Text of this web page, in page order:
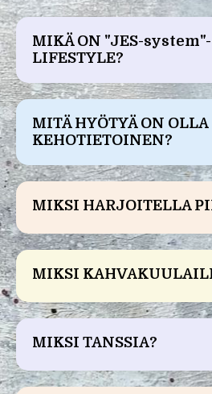
MIKÄ ON "JES-system"-
LIFESTYLE?
MITÄ HYÖTYÄ ON OLLA
KEHOTIETOINEN?
MIKSI HARJOITELLA
MIKSI
MIKSI TANSSIA?